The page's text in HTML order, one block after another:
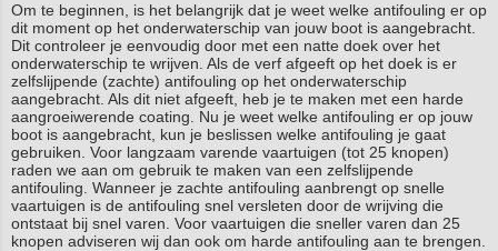
Om te beginnen, is het belangrijk dat je weet welke antifouling er op
dit moment op het onderwaterschip van jouw boot is aangebracht.
Dit controleer je eenvoudig door met een natte doek over het
onderwaterschip te wrijven. Als de verf afgeeft op het doek is er
zelfslijpende (zachte) antifouling op het onderwaterschip
aangebracht. Als dit niet afgeeft, heb je te maken met een harde
aangroeiwerende coating. Nu je weet welke antifouling er op jouw
boot is aangebracht, kun je beslissen welke antifouling je gaat
gebruiken. Voor langzaam varende vaartuigen (tot 25 knopen)
raden we aan om gebruik te maken van een zelfslijpende
antifouling. Wanneer je zachte antifouling aanbrengt op snelle
vaartuigen is de antifouling snel versleten door de wrijving die
ontstaat bij snel varen. Voor vaartuigen die sneller varen dan 25
knopen adviseren wij dan ook om harde antifouling aan te brengen.